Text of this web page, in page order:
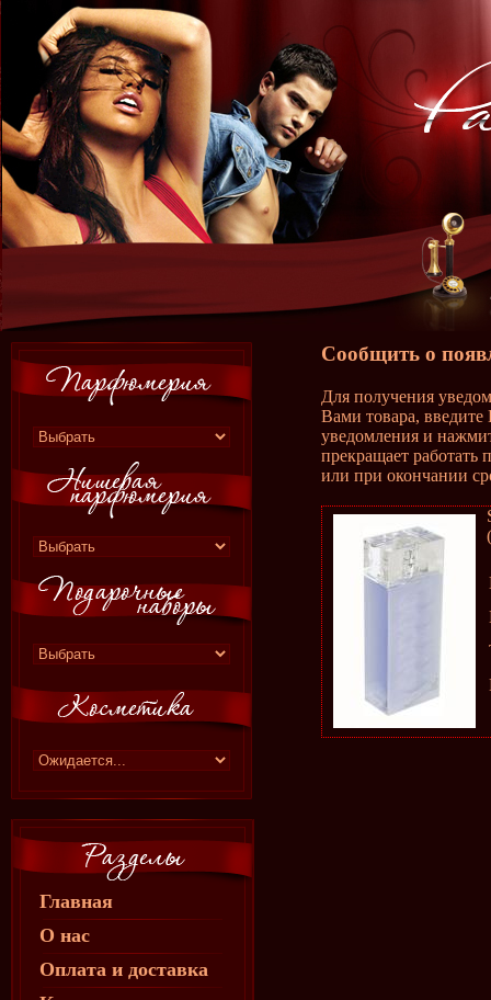
Главная
О нас
Оплата и доставка
Сообщить о
Для получения
Вами товара,
уведомления и
прекращает работать
или при окончании